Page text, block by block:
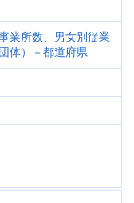
業所数、男女別従業
体）－都道府県